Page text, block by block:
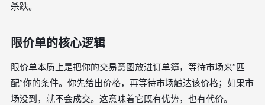
杀跌。
限价单的核心逻辑
限价单本质上是把你的交易意图放进订单簿，等待市场来“匹
配”你的条件。你先给出价格，再等待市场触达该价格；如果市
场没到，就不会成交。这意味着它既有优势，也有代价。